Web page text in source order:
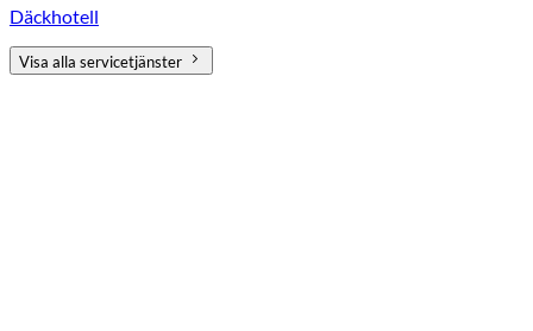
Däckhotell
Visa alla servicetjänster